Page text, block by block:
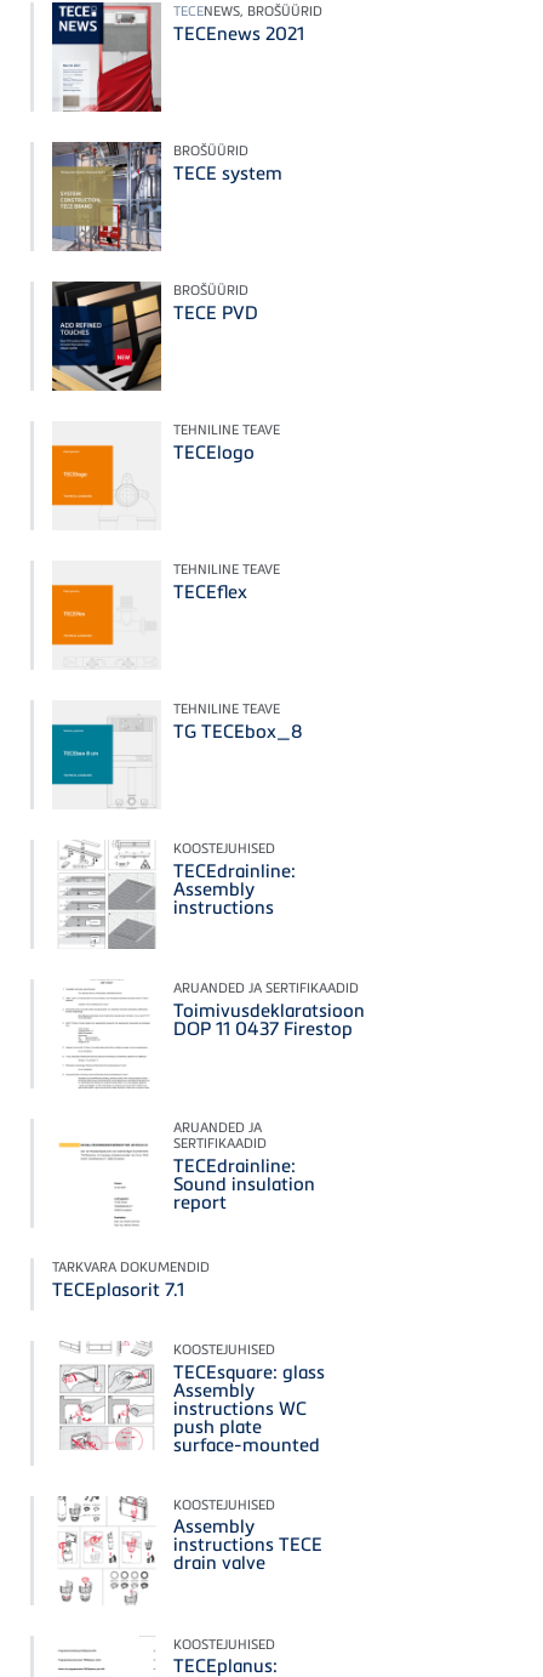
TECENEWS, BROŠÜÜRID
TECEnews 2021
BROŠÜÜRID
TECE system
BROŠÜÜRID
TECE PVD
TEHNILINE TEAVE
TECElogo
TEHNILINE TEAVE
TECEflex
TEHNILINE TEAVE
TG TECEbox_8
KOOSTEJUHISED
TECEdrainline:
Assembly
instructions
ARUANDED JA SERTIFIKAADID
Toimivusdeklaratsioon
DOP 11 0437 Firestop
ARUANDED JA
SERTIFIKAADID
TECEdrainline:
Sound insulation
report
TARKVARA DOKUMENDID
TECEplasorit 7.1
KOOSTEJUHISED
TECEsquare: glass
Assembly
instructions WC
push plate
surface-mounted
KOOSTEJUHISED
Assembly
instructions TECE
drain valve
KOOSTEJUHISED
TECEplanus: